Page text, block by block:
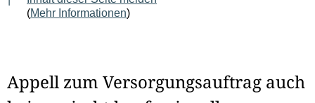
(Mehr Informationen)
Appell zum Versorgungsauftrag auch